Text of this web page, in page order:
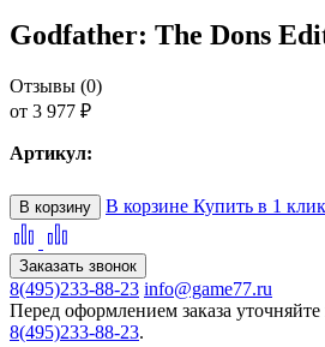
Godfather: The Dons
Отзывы (0)
от 3 977 ₽
Артикул:
В корзину В корзине Купить в 1 клик
Заказать звонок
8(495)233-88-23 info@game77.ru
Перед оформлением заказа
8(495)233-88-23.
PlayStation Portable
Xbox 360
Персональный уход
Техника для дома
Внешние жесткие диски